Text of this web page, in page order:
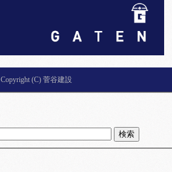
Copyright (C) 菅谷建設